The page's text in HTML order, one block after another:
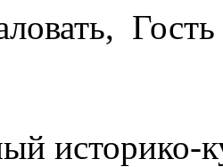
Гость
историко-